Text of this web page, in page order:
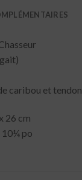
caribou et tendon
26 cm
10¼ po